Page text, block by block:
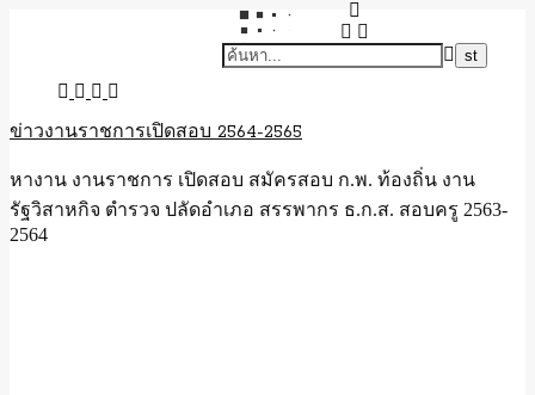
ข่าวงานราชการเปิดสอบ 2564-2565
หางาน งานราชการ เปิดสอบ สมัครสอบ ก.พ. ท้องถิ่น งาน
รัฐวิสาหกิจ ตำรวจ ปลัดอำเภอ สรรพากร ธ.ก.ส. สอบครู 2563-
2564